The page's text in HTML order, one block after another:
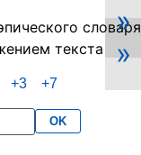
»
»
+3 +7
OK